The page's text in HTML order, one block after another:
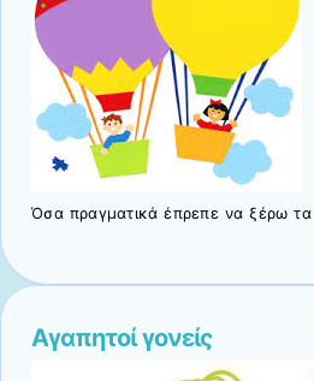
Όσα πραγματικά έπρεπε να ξέρω τα
Αγαπητοί γονείς